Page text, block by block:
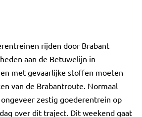
rijden door Brabant
aan de Betuwelijn in
met gevaarlijke stoffen moeten
van de Brabantroute. Normaal
zestig goederentrein op
over dit traject. Dit weekend gaat